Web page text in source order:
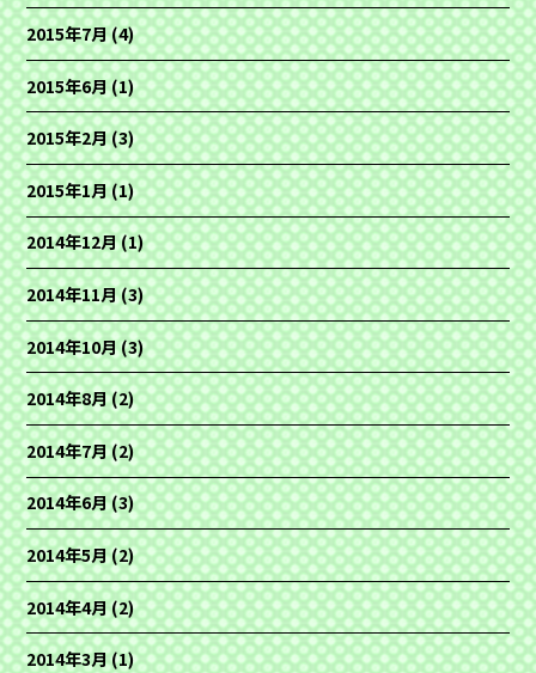
2015年7月(4)
2015年6月(1)
2015年2月(3)
2015年1月(1)
2014年12月(1)
2014年11月(3)
2014年10月(3)
2014年8月(2)
2014年7月(2)
2014年6月(3)
2014年5月(2)
2014年4月(2)
2014年3月(1)